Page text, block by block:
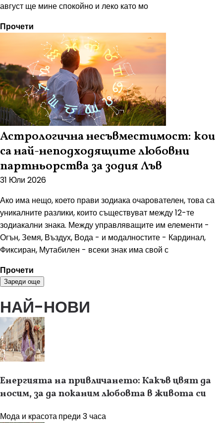
август ще мине спокойно и леко като мо
Прочети
Астрологична несъвместимост: кои
са най-неподходящите любовни
партньорства за зодия Лъв
31 Юли 2026
Ако има нещо, което прави зодиака очарователен, това са
уникалните разлики, които съществуват между 12-те
зодиакални знака. Между управляващите им елементи -
Огън, Земя, Въздух, Вода - и модалностите - Кардинал,
Фиксиран, Мутабилен - всеки знак има свой с
Прочети
Зареди още
НАЙ-НОВИ
Енергията на привличането: Какъв цвят да
носим, за да поканим любовта в живота си
Мода и красотапреди 3 часа